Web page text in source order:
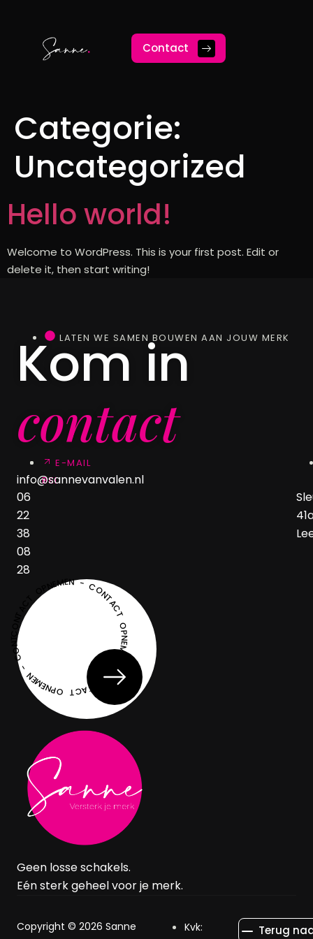
Contact
Categorie:
Uncategorized
Hello world!
Welcome to WordPress. This is your first post. Edit or
delete it, then start writing!
LATEN WE SAMEN BOUWEN AAN JOUW MERK
Kom in
contact
BEL
06
22
38
08
28
E-MAIL
info@sannevanvalen.nl
CONTACT OPNEMEN - CONTACT OPNEMEN - CONTACT OPNEMEN - CONTACT
Geen losse schakels.
Eén sterk geheel voor je merk.
Copyright © 2026 Sanne
Kvk:
Terug